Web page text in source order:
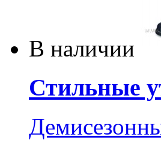
В наличии
Стильные